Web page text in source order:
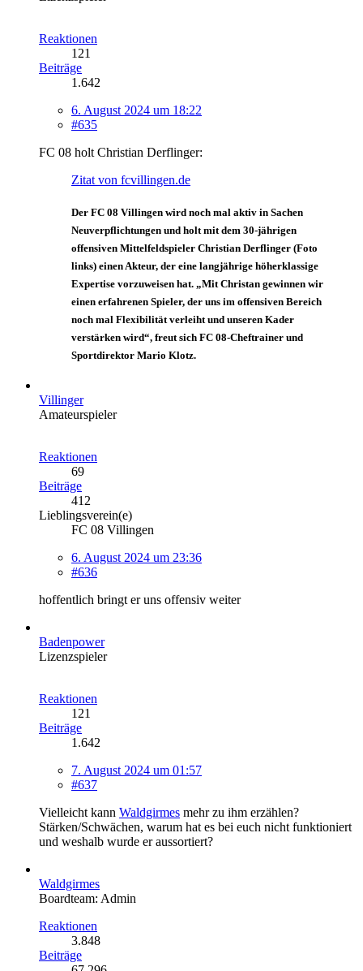
Reaktionen
121
Beiträge
1.642
6. August 2024 um 18:22
#635
FC 08 holt Christian Derflinger:
Zitat von fcvillingen.de
Der FC 08 Villingen wird noch mal aktiv in Sachen
Neuverpflichtungen und holt mit dem 30-jährigen
offensiven Mittelfeldspieler Christian Derflinger (Foto
links) einen Akteur, der eine langjährige höherklassige
Expertise vorzuweisen hat. „Mit Christan gewinnen wir
einen erfahrenen Spieler, der uns im offensiven Bereich
noch mal Flexibilität verleiht und unseren Kader
verstärken wird“, freut sich FC 08-Cheftrainer und
Sportdirektor Mario Klotz.
Villinger
Amateurspieler
Reaktionen
69
Beiträge
412
Lieblingsverein(e)
FC 08 Villingen
6. August 2024 um 23:36
#636
hoffentlich bringt er uns offensiv weiter
Badenpower
Lizenzspieler
Reaktionen
121
Beiträge
1.642
7. August 2024 um 01:57
#637
Vielleicht kann Waldgirmes mehr zu ihm erzählen?
Stärken/Schwächen, warum hat es bei euch nicht funktioniert
und weshalb wurde er aussortiert?
Waldgirmes
Boardteam: Admin
Reaktionen
3.848
Beiträge